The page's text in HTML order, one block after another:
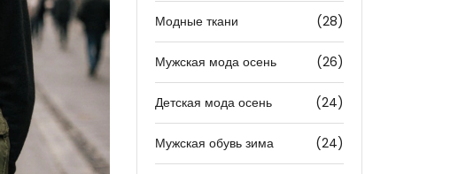
Модные ткани (28)
Мужская мода осень (26)
Детская мода осень (24)
Мужская обувь зима (24)